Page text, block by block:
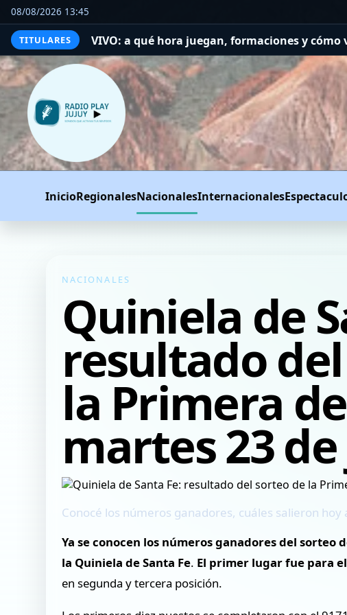
08/08/2026 13:45
TITULARES
VIVO: a qué hora juegan, formaciones y cómo ver el partido
InicioRegionalesNacionalesInternacionales
NACIONALES
Quiniela de
resultado
la Primera
martes 23
Conocé los números ganadores, cuáles salieron hoy
Ya se conocen los números ganadores del sorteo
la Quiniela de Santa Fe. El primer lugar fue para
en segunda y tercera posición.